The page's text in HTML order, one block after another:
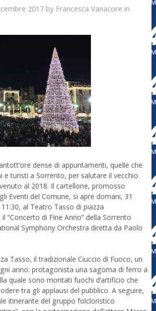
2017by Francesca Vanacore in
dense di appuntamenti, quelle che
e turisti a Sorrento, per salutare il vecchio
al 2018. Il cartellone, promosso
Eventi del Comune, si apre domani, 31
al Teatro Tasso di piazza
“Concerto di Fine Anno” della Sorrento
Symphony Orchestra diretta da Paolo
Tasso, il tradizionale Ciuccio di Fuoco, un
anno: protagonista una sagoma di ferro a
quale sono montati fuochi d’artificio che
tra gli applausi del pubblico. A seguire,
itinerante del gruppo folcloristico